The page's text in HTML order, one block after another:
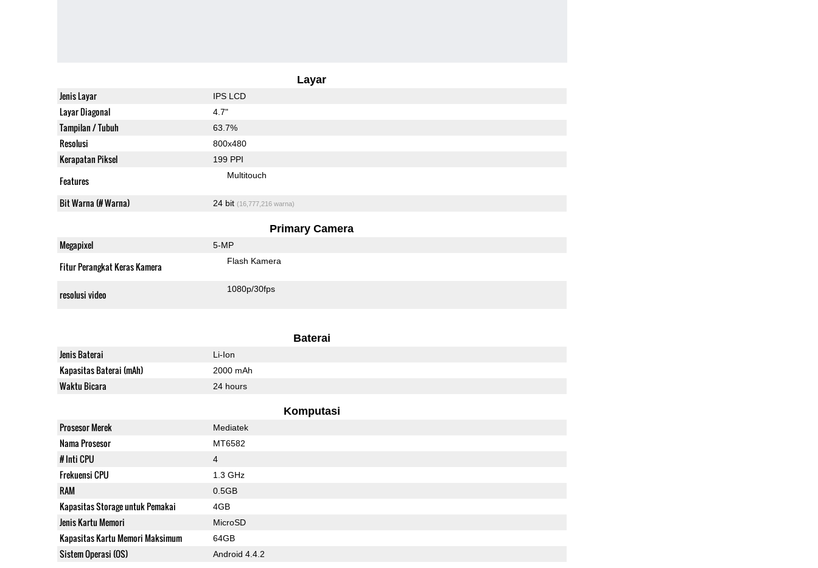
Layar
Jenis Layar IPS LCD
Layar Diagonal 4.7"
Tampilan / Tubuh 63.7%
Resolusi 800x480
Kerapatan Piksel 199 PPI
Features Multitouch
Bit Warna (# Warna) 24 bit (16,777,216 warna)
Primary Camera
Megapixel 5-MP
Fitur Perangkat Keras Kamera Flash Kamera
resolusi video 1080p/30fps
Baterai
Jenis Baterai Li-Ion
Kapasitas Baterai (mAh) 2000 mAh
Waktu Bicara 24 hours
Komputasi
Prosesor Merek Mediatek
Nama Prosesor MT6582
# Inti CPU 4
Frekuensi CPU 1.3 GHz
RAM 0.5GB
Kapasitas Storage untuk Pemakai 4GB
Jenis Kartu Memori MicroSD
Kapasitas Kartu Memori Maksimum 64GB
Sistem Operasi (OS) Android 4.4.2